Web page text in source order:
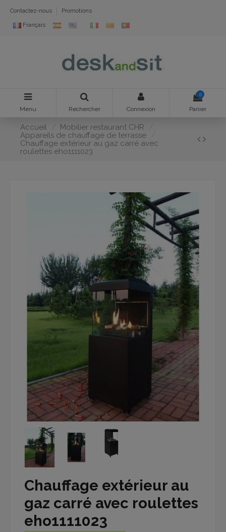
Contactez-nous Promotions
Français
Menu Rechercher Connexion
0
Panier
Accueil
Mobilier restaurant CHR
Appareils de chauffage de terrasse
Chauffage extérieur au gaz carré avec
roulettes eho1111023
Chauffage extérieur au
gaz carré avec roulettes
eho1111023